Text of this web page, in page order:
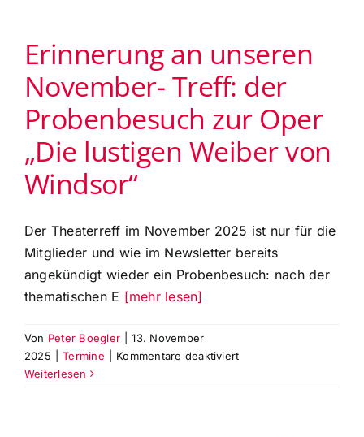
Thema
„Kultur-
und
Theaterzukunft
im
Augsburger
Erinnerung an unseren
November- Treff: der
Probenbesuch zur Oper
„Die lustigen Weiber von
Windsor“
Der Theaterreff im November 2025 ist nur für die
Mitglieder und wie im Newsletter bereits
angekündigt wieder ein Probenbesuch: nach der
thematischen E [mehr lesen]
Von Peter Boegler
13. November
2025
Termine Kommentare deaktiviertfür
Weiterlesen